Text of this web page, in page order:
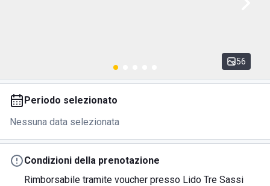
56
Periodo selezionato
Nessuna data selezionata
Condizioni della prenotazione
Rimborsabile tramite voucher presso Lido Tre Sassi